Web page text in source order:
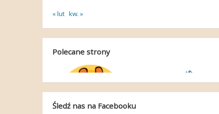
« lut kw. »
Polecane strony
Śledź nas na Facebooku